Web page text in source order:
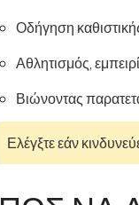
Οδήγηση
Αθλητισμός,
Βιώνοντας
Ελέγξτε εάν